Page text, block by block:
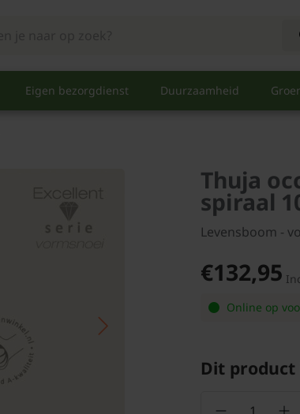
Eigen bezorgdienst Duurzaamheid
Thuja
spiraal
Levensboom -
€132,95
Online op
Dit